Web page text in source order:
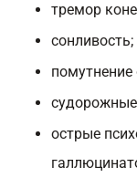
тремор
сонливость;
помутнение
острые